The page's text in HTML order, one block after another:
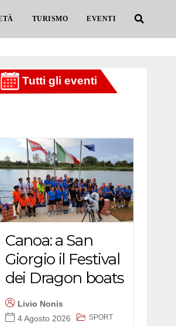
TURISMO EVENTI
Canoa: a San
Giorgio il Festival
dei Dragon boats
Livio Nonis
4 Agosto 2026
SPORT